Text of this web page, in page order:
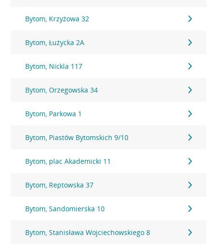
Bytom, Krzyżowa 32
Bytom, Łużycka 2A
Bytom, Nickla 117
Bytom, Orzegowska 34
Bytom, Parkowa 1
Bytom, Piastów Bytomskich 9/10
Bytom, plac Akademicki 11
Bytom, Reptowska 37
Bytom, Sandomierska 10
Bytom, Stanisława Wojciechowskiego 8